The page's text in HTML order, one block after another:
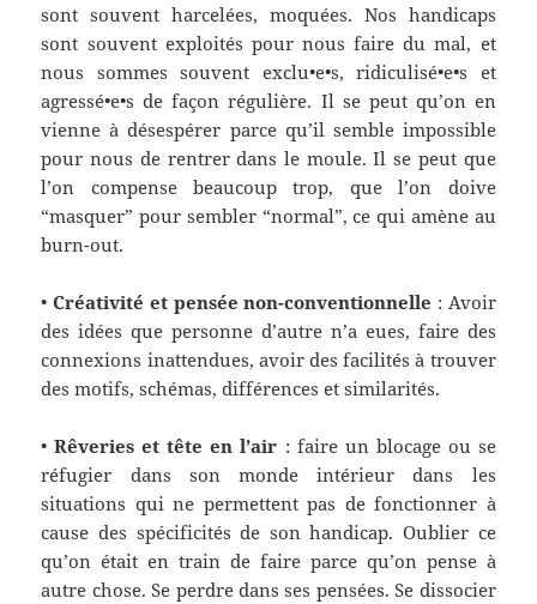
sont souvent harcelées, moquées. Nos handicaps
sont souvent exploités pour nous faire du mal, et
nous sommes souvent exclu•e•s, ridiculisé•e•s et
agressé•e•s de façon régulière. Il se peut qu’on en
vienne à désespérer parce qu’il semble impossible
pour nous de rentrer dans le moule. Il se peut que
l’on compense beaucoup trop, que l’on doive
“masquer” pour sembler “normal”, ce qui amène au
burn-out.
•Créativité et pensée non-conventionnelle : Avoir
des idées que personne d’autre n’a eues, faire des
connexions inattendues, avoir des facilités à trouver
des motifs, schémas, différences et similarités.
• Rêveries et tête en l’air : faire un blocage ou se
réfugier dans son monde intérieur dans les
situations qui ne permettent pas de fonctionner à
cause des spécificités de son handicap. Oublier ce
qu’on était en train de faire parce qu’on pense à
autre chose. Se perdre dans ses pensées. Se dissocier